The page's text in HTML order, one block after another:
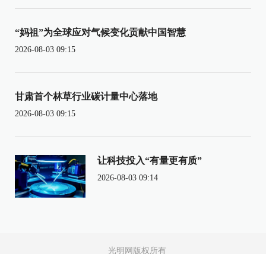
“妈祖”为全球应对气候变化贡献中国智慧
2026-08-03 09:15
甘肃首个林草行业碳计量中心落地
2026-08-03 09:15
让科技投入“有量更有质”
2026-08-03 09:14
光明网版权所有